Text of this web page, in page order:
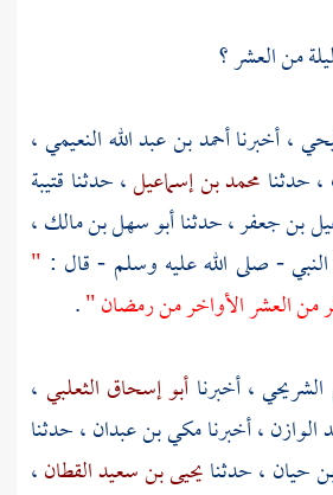
من العشر ؟
، أخبرناأحمد بن عبد الله النعيمي،
، حدثنا محمد بن إسماعيل، حدثنا قتيبة
بن جعفر، حدثناأبو سهل بن مالك،
- صلى الله عليه وسلم - قال : "
من العشر الأواخر من رمضان ".
الشريحي، أخبرنا أبو إسحاق الثعلبي ،
الوازن، أخبرنامكي بن عبدان، حدثنا
حيان ، حدثنايحيى بن سعيد القطان،